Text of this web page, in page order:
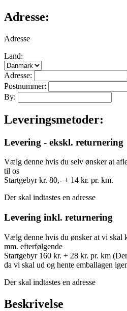
Adresse:
Adresse
Land:
Adresse:
Postnummer:
By:
Leveringsmetoder:
Levering - ekskl. returnering
Vælg denne hvis du selv ønsker at
til os
Startgebyr kr. 80,- + 14 kr. pr. km.
Der skal indtastes en adresse
Levering inkl. returnering
Vælg denne hvis du ønsker at vi skal
mm. efterfølgende
Startgebyr 160 kr. + 28 kr. pr. km
da vi skal ud og hente emballagen
Der skal indtastes en adresse
Beskrivelse